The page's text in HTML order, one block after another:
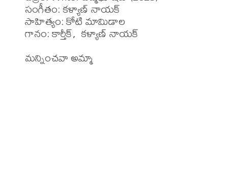
సంగీతం: కళ్యాణ్ నాయక్
సాహిత్యం: కోటి మామిడాల
గానం: కార్తీక్,  కళ్యాణ్ నాయక్